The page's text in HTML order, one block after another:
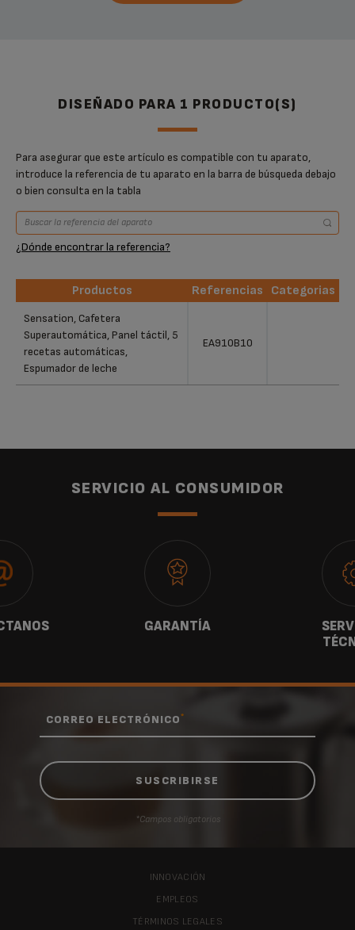
DISEÑADO PARA 1 PRODUCTO(S)
Para asegurar que este artículo es compatible con tu aparato,
introduce la referencia de tu aparato en la barra de búsqueda debajo
o bien consulta en la tabla
¿Dónde encontrar la referencia?
Productos Referencias
Categorias
Productos
Sensation, Cafetera
Superautomática, Panel táctil, 5
recetas automáticas,
Espumador de leche
EA910B10
SERVICIO AL CONSUMIDOR
GARANTÍA
CORREO ELECTRÓNICO*
*Campos obligatorios
INNOVACIÓN
EMPLEOS
TÉRMINOS LEGALES